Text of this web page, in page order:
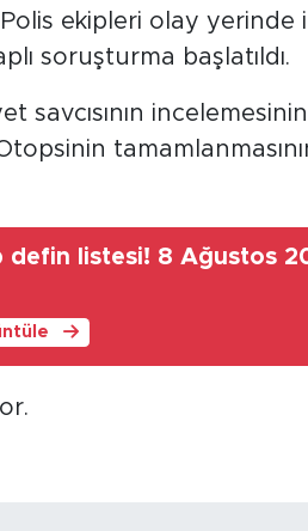
ekipleri olay yerinde
soruşturma başlatıldı.
savcısının
defin listesi! 8 Ağustos